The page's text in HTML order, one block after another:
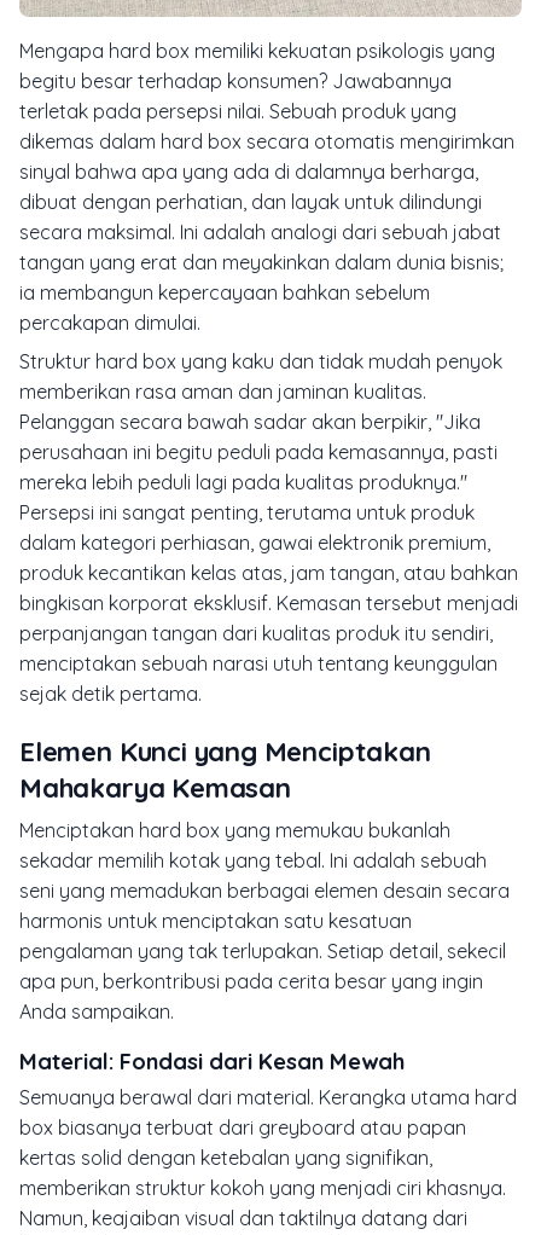
Mengapa hard box memiliki kekuatan psikologis yang
begitu besar terhadap konsumen? Jawabannya
terletak pada persepsi nilai. Sebuah produk yang
dikemas dalam hard box secara otomatis mengirimkan
sinyal bahwa apa yang ada di dalamnya berharga,
dibuat dengan perhatian, dan layak untuk dilindungi
secara maksimal. Ini adalah analogi dari sebuah jabat
tangan yang erat dan meyakinkan dalam dunia bisnis;
ia membangun kepercayaan bahkan sebelum
percakapan dimulai.
Struktur hard box yang kaku dan tidak mudah penyok
memberikan rasa aman dan jaminan kualitas.
Pelanggan secara bawah sadar akan berpikir, "Jika
perusahaan ini begitu peduli pada kemasannya, pasti
mereka lebih peduli lagi pada kualitas produknya."
Persepsi ini sangat penting, terutama untuk produk
dalam kategori perhiasan, gawai elektronik premium,
produk kecantikan kelas atas, jam tangan, atau bahkan
bingkisan korporat eksklusif. Kemasan tersebut menjadi
perpanjangan tangan dari kualitas produk itu sendiri,
menciptakan sebuah narasi utuh tentang keunggulan
sejak detik pertama.
Elemen Kunci yang Menciptakan
Mahakarya Kemasan
Menciptakan hard box yang memukau bukanlah
sekadar memilih kotak yang tebal. Ini adalah sebuah
seni yang memadukan berbagai elemen desain secara
harmonis untuk menciptakan satu kesatuan
pengalaman yang tak terlupakan. Setiap detail, sekecil
apa pun, berkontribusi pada cerita besar yang ingin
Anda sampaikan.
Material: Fondasi dari Kesan Mewah
Semuanya berawal dari material. Kerangka utama hard
box biasanya terbuat dari greyboard atau papan
kertas solid dengan ketebalan yang signifikan,
memberikan struktur kokoh yang menjadi ciri khasnya.
Namun, keajaiban visual dan taktilnya datang dari